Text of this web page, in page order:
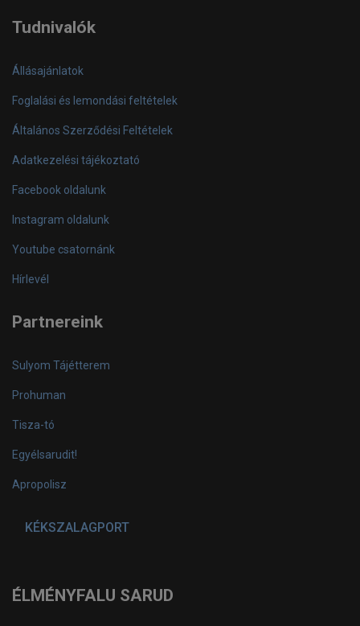
Tudnivalók
Állásajánlatok
Foglalási és lemondási feltételek
Általános Szerződési Feltételek
Adatkezelési tájékoztató
Facebook oldalunk
Instagram oldalunk
Youtube csatornánk
Hírlevél
Partnereink
Sulyom Tájétterem
Prohuman
Tisza-tó
Egyélsarudit!
Apropolisz
KÉKSZALAGPORT
ÉLMÉNYFALU SARUD